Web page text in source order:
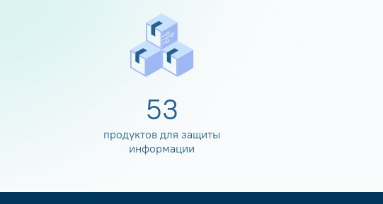
60
продуктов для защиты
информации